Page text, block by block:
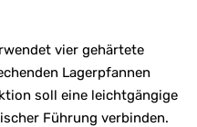
vier gehärtete
Lagerpfannen
soll eine leichtgängige
Führung verbinden.